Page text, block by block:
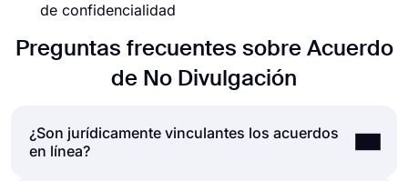
de confidencialidad
Preguntas frecuentes sobre Acuerdo
de No Divulgación
¿Son jurídicamente vinculantes los acuerdos
en línea?